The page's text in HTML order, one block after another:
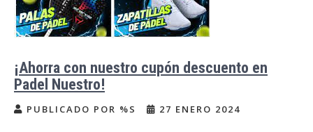
¡Ahorra con nuestro cupón descuento en
Padel Nuestro!
PUBLICADO POR %S 27 ENERO 2024